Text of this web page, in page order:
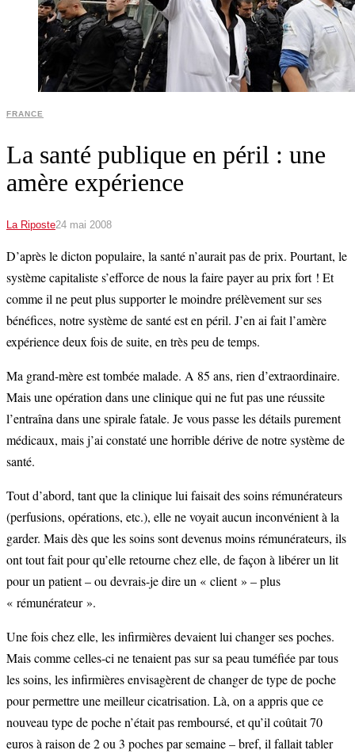
FRANCE
La santé publique en péril : une
amère expérience
La Riposte24 mai 2008
D’après le dicton populaire, la santé n’aurait pas de prix. Pourtant, le
système capitaliste s’efforce de nous la faire payer au prix fort ! Et
comme il ne peut plus supporter le moindre prélèvement sur ses
bénéfices, notre système de santé est en péril. J’en ai fait l’amère
expérience deux fois de suite, en très peu de temps.
Ma grand-mère est tombée malade. A 85 ans, rien d’extraordinaire.
Mais une opération dans une clinique qui ne fut pas une réussite
l’entraîna dans une spirale fatale. Je vous passe les détails purement
médicaux, mais j’ai constaté une horrible dérive de notre système de
santé.
Tout d’abord, tant que la clinique lui faisait des soins rémunérateurs
(perfusions, opérations, etc.), elle ne voyait aucun inconvénient à la
garder. Mais dès que les soins sont devenus moins rémunérateurs, ils
ont tout fait pour qu’elle retourne chez elle, de façon à libérer un lit
pour un patient – ou devrais-je dire un « client » – plus
« rémunérateur ».
Une fois chez elle, les infirmières devaient lui changer ses poches.
Mais comme celles-ci ne tenaient pas sur sa peau tuméfiée par tous
les soins, les infirmières envisagèrent de changer de type de poche
pour permettre une meilleur cicatrisation. Là, on a appris que ce
nouveau type de poche n’était pas remboursé, et qu’il coûtait 70
euros à raison de 2 ou 3 poches par semaine – bref, il fallait tabler